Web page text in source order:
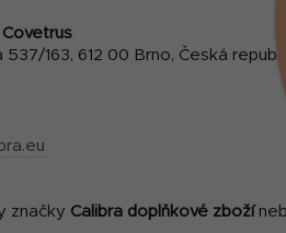
Covetrus
163, 612 00 Brno, Česká
značky Calibra doplňkové zboží